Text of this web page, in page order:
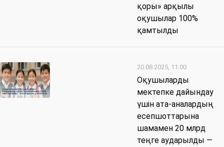
қоры» арқылы
оқушылар 100%
қамтылды
20.08.2025, 11:00
Оқушыларды
мектепке дайындау
үшін ата-аналардың
есепшоттарына
шамамен 20 млрд
теңге аударылды —